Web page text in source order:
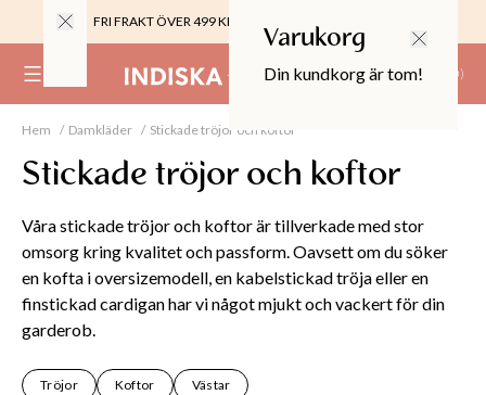
FRI FRAKT ÖVER 499 KR |
PANTS
0)
Varukorg
Din kundkorg är tom!
Hem Damkläder Stickade tröjor och koftor
Stickade tröjor och koftor
Våra stickade tröjor och koftor är tillverkade med stor
omsorg kring kvalitet och passform. Oavsett om du söker
en kofta i oversizemodell, en kabelstickad tröja eller en
finstickad cardigan har vi något mjukt och vackert för din
garderob.
Tröjor Koftor Västar